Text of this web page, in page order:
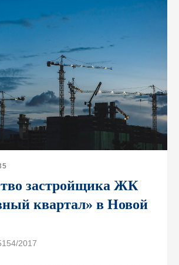
застройщика ЖК
квартал» в Новой
2017